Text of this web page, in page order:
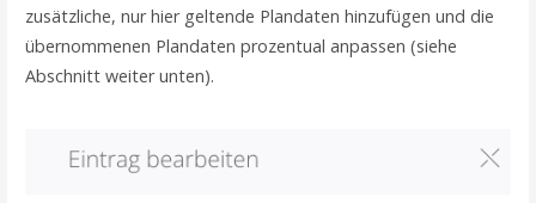
zusätzliche, nur hier geltende Plandaten hinzufügen und die
übernommenen Plandaten prozentual anpassen (siehe
Abschnitt weiter unten).